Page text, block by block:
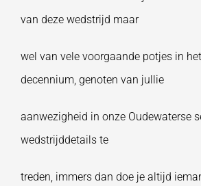
van deze wedstrijd maar
wel van vele voorgaande potjes in
decennium, genoten van jullie
aanwezigheid in onze Oudewaterse
wedstrijddetails te
treden, immers dan doe je altijd